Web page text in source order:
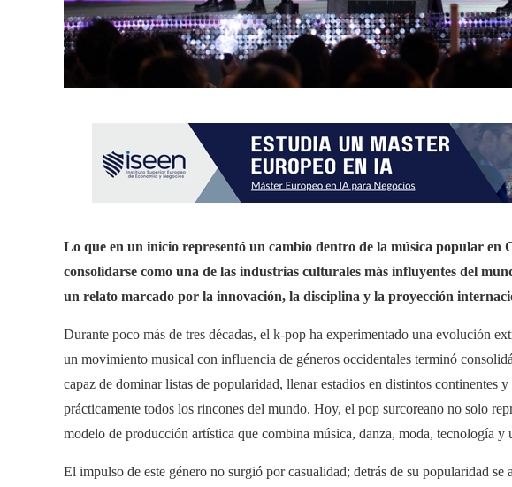
Lo que en un inicio representó un cambio dentro de la música popular en
consolidarse como una de las industrias culturales más influyentes del
un relato marcado por la innovación, la disciplina y la proyección
Durante poco más de tres décadas, el k-pop ha experimentado una evolución
un movimiento musical con influencia de géneros occidentales terminó
capaz de dominar listas de popularidad, llenar estadios en distintos continentes
prácticamente todos los rincones del mundo. Hoy, el pop surcoreano no solo
modelo de producción artística que combina música, danza, moda, tecnología y
El impulso de este género no surgió por casualidad; detrás de su popularidad se